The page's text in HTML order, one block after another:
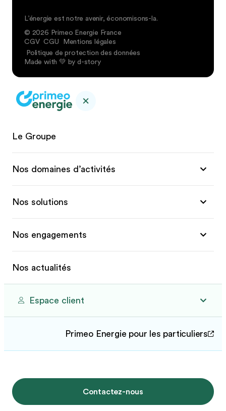
L’énergie est notre avenir, économisons-la.
© 2026 Primeo Energie France
CGV CGU
Mentions légales
Politique de protection des données
Made with 💚 by d-story
Le Groupe
Nos domaines d’activités
Nos solutions
Nos engagements
Nos actualités
Espace client
Primeo Energie pour les particuliers
Contactez-nous